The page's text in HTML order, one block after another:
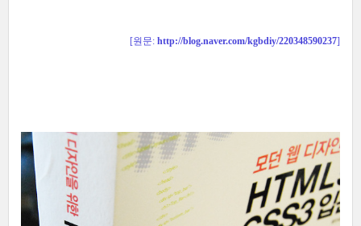
[원문: http://blog.naver.com/kgbdiy/220348590237]